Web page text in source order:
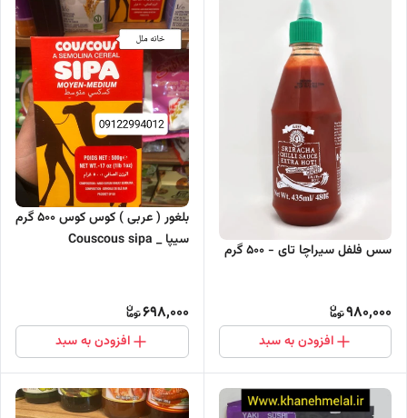
سس فلفل سیراچا تای - 500 گرم
980,000
افزودن به سبد
بلغور ( عربی ) کوس کوس 500 گرم
سیپا _ Couscous sipa
698,000
افزودن به سبد